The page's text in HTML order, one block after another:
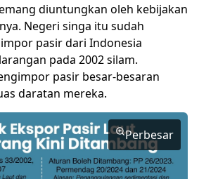
diuntungkan oleh kebijakan
Negeri singa itu sudah
pasir dari Indonesia
pada 2002 silam.
pasir besar-besaran
daratan mereka.
Perbesar